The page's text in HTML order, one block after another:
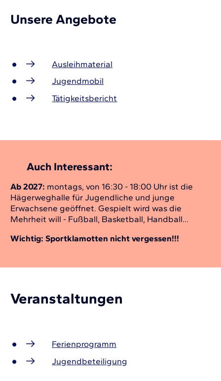
Unsere Angebote
Ausleihmaterial
Jugendmobil
Tätigkeitsbericht
Auch Interessant:
Ab 2027: montags, von 16:30 - 18:00 Uhr ist die
Hägerweghalle für Jugendliche und junge
Erwachsene geöffnet. Gespielt wird was die
Mehrheit will - Fußball, Basketball, Handball...
Wichtig: Sportklamotten nicht vergessen!!!
Veranstaltungen
Ferienprogramm
Jugendbeteiligung